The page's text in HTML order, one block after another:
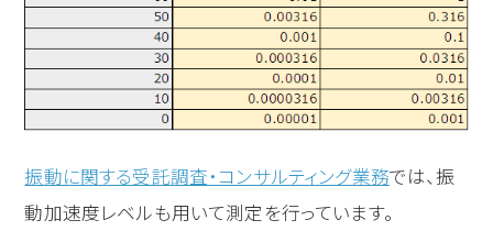
振動に関する受託調査・コンサルティング業務では、振
動加速度レベルも用いて測定を行っています。